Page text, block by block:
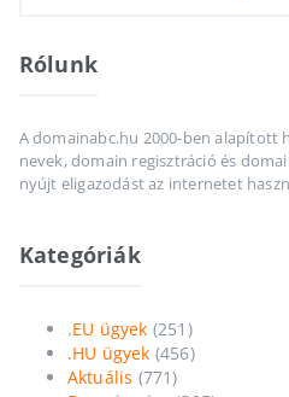
Rólunk
A domainabc.hu 2000-ben alapított
nevek, domain regisztráció és
nyújt eligazodást az internetet
Kategóriák
.EU ügyek (251)
.HU ügyek (456)
Aktuális (771)